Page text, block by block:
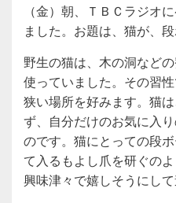
（金）朝、ＴＢＣラジオ
ました。お題は、猫が、
野生の猫は、木の洞など
使っていました。その習
狭い場所を好みます。猫
ず、自分だけのお気に入
のです。猫にとっての段
て入るもよし爪を研ぐの
興味津々で嬉しそうにして